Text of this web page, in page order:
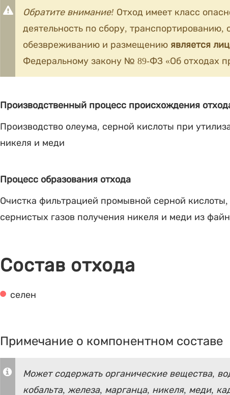
Обратите внимание! Отход имеет класс
деятельность по сбору, транспортированию,
обезвреживанию и размещению является
Федеральному закону № 89-ФЗ «Об отходах
Производственный процесс происхождения
Производство олеума, серной кислоты при
никеля и меди
Процесс образования отхода
Очистка фильтрацией промывной серной
сернистых газов получения никеля и меди из
Состав отхода
селен
Примечание о компонентном составе
Может содержать органические вещества,
кобальта, железа, марганца, никеля, меди,